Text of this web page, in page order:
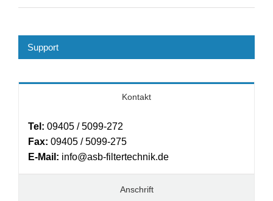
Preis
Preis
Support
Kontakt
Tel: 09405 / 5099-272
Fax: 09405 / 5099-275
E-Mail: info@asb-filtertechnik.de
Anschrift